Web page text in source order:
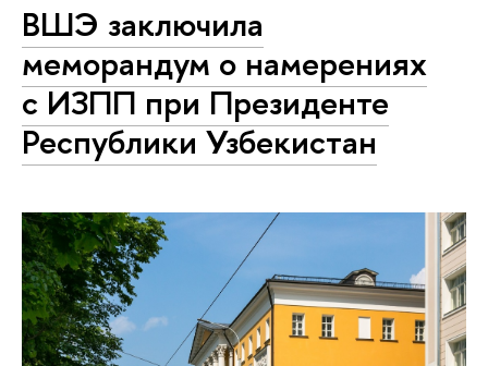
ВШЭ заключила
меморандум о намерениях
с ИЗПП при Президенте
Республики Узбекистан